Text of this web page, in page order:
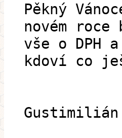
Pěkný
novém
vše o DPH
kdoví co
Gustimilián